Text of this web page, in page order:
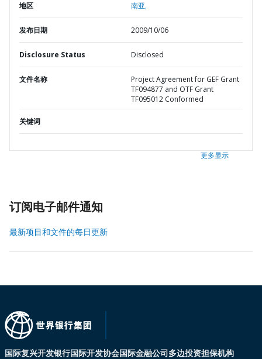
地区 南亚,
发布日期 2009/10/06
Disclosure Status Disclosed
文件名称
Project Agreement for GEF Grant
TF094877 and OTF Grant
TF095012 Conformed
关键词
更多显示
订阅电子邮件通知
最新项目和文件的每日更新
国际复兴开发银行国际开发协会国际金融公司多边投资担保机构